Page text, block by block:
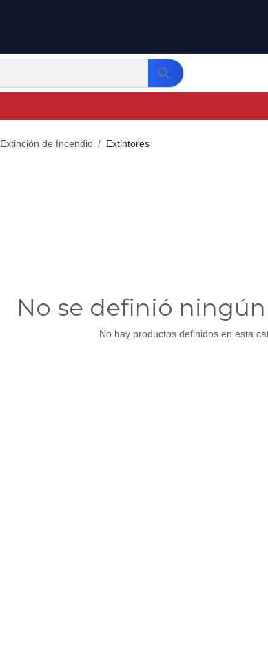
Extinción de Incendio Extintores
No se definió
No hay productos definidos en esta